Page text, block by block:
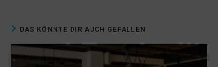
DAS KÖNNTE DIR AUCH GEFALLEN